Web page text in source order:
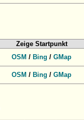
Zeige Startpunkt
OSM / Bing / GMap
OSM / Bing / GMap